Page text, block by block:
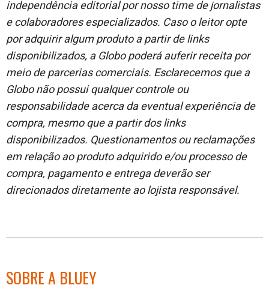
independência editorial por nosso time de jornalistas
e colaboradores especializados. Caso o leitor opte
por adquirir algum produto a partir de links
disponibilizados, a Globo poderá auferir receita por
meio de parcerias comerciais. Esclarecemos que a
Globo não possui qualquer controle ou
responsabilidade acerca da eventual experiência de
compra, mesmo que a partir dos links
disponibilizados. Questionamentos ou reclamações
em relação ao produto adquirido e/ou processo de
compra, pagamento e entrega deverão ser
direcionados diretamente ao lojista responsável.
SOBRE A BLUEY